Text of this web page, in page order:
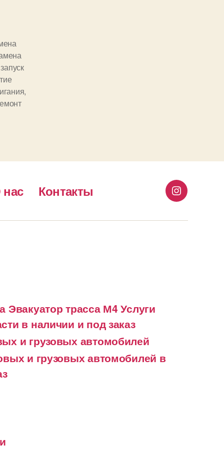
запуск
,
Контакты Instagram
Эвакуатор трасса М4 Услуги
в наличии и под заказ
и грузовых автомобилей
и грузовых автомобилей в